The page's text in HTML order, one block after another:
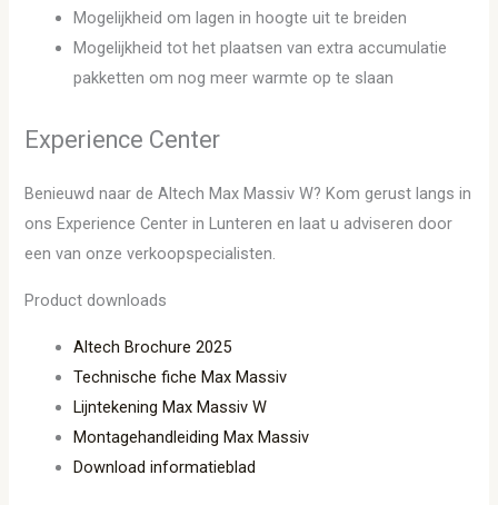
Mogelijkheid om lagen in hoogte uit te breiden
Mogelijkheid tot het plaatsen van extra accumulatie
pakketten om nog meer warmte op te slaan
Experience Center
Benieuwd naar de Altech Max Massiv W? Kom gerust langs in
ons Experience Center in Lunteren en laat u adviseren door
een van onze verkoopspecialisten.
Product downloads
Altech Brochure 2025
Technische fiche Max Massiv
Lijntekening Max Massiv W
Montagehandleiding Max Massiv
Download informatieblad